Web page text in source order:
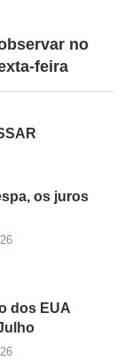
no
feira
os juros
dos EUA